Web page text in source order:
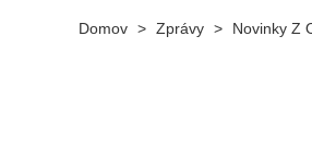
Domov > Zprávy > Novinky Z